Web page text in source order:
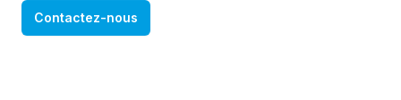
Contactez-nous